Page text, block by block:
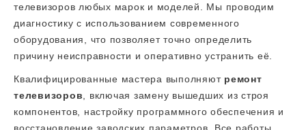
телевизоров любых марок и моделей. Мы проводим
диагностику с использованием современного
оборудования, что позволяет точно определить
причину неисправности и оперативно устранить её.
Квалифицированные мастера выполняют ремонт
телевизоров , включая замену вышедших из строя
компонентов, настройку программного обеспечения и